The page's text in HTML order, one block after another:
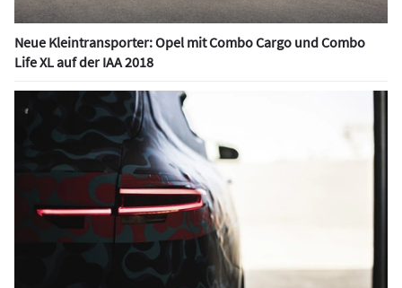
Neue Kleintransporter: Opel mit Combo Cargo und Combo
Life XL auf der IAA 2018